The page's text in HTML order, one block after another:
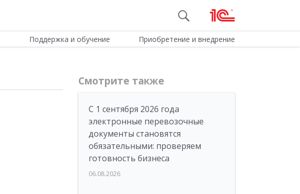
Поддержка и обучение Приобретение и внедрение
Смотрите также
С 1 сентября 2026 года
электронные перевозочные
документы становятся
обязательными: проверяем
готовность бизнеса
06.08.2026